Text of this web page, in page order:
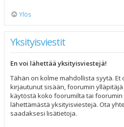
Ylös
Yksityisviestit
En voi lähettää yksityisviestejä!
Tähän on kolme mahdollista syytä.
kirjautunut sisään, foorumin
käytöstä koko foorumilta tai
lähettämästä yksityisviestejä. Ota
saadaksesi lisätietoja.